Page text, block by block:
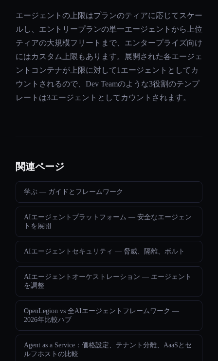
エージェントの上限はプランのティアに応じてスケー
ルし、エントリープランの単一エージェントから上位
ティアの大規模フリートまで、エンタープライズ向け
にはカスタム上限もあります。展開された各エージェ
ントコンテナが上限に対して1エージェントとしてカ
ウントされるので、Dev Teamのような3役割のテンプ
レートは3エージェントとしてカウントされます。
関連ページ
学ぶ — ガイドとフレームワーク
AIエージェントプラットフォーム — 安全なエージェン
トを展開
AIエージェントセキュリティ — 脅威、隔離、ボルト
AIエージェントオーケストレーション — エージェント
を調整
OpenLegion vs 全AIエージェントフレームワーク —
2026年比較ハブ
Agent as a Service：価格設定、テナント分離、AaaSとセ
ルフホストの比較